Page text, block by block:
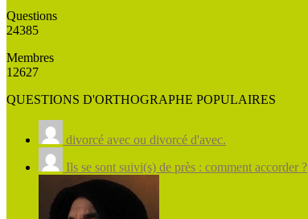
Questions
24385
Membres
12627
QUESTIONS D'ORTHOGRAPHE POPULAIRES
divorcé avec ou divorcé d'avec.
Ils se sont suivi(s) de près : comment accorder ?